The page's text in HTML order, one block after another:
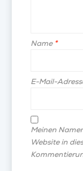
Name *
E-Mail-
Meinen
Website in